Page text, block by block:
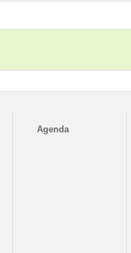
Agenda